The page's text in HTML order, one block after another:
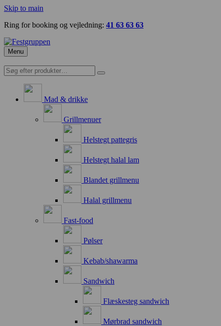
Skip to main
Ring for booking og vejledning: 41 63 63 63
Menu
Mad & drikke
Grillmenuer
Helstegt pattegris
Helstegt halal lam
Blandet grillmenu
Halal grillmenu
Fast-food
Pølser
Kebab/shawarma
Sandwich
Flæskesteg sandwich
Mørbrad sandwich